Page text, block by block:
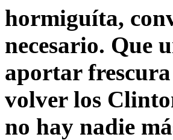
hormiguíta,
necesario. Que
aportar
volver los
no hay nadie